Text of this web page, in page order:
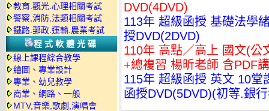
教育.觀光.心理相關考試
警察,消防,法類相關考試
鐵路.郵政.運輸.農業考試
程式軟體光碟
線上課程綜合教學
繪圖、專業設計
專業、幼兒教學
商業、網路、一般
MTV,音樂,歌劇,演唱會
DVD(4DVD)
113年 超級函授 基礎法學
授DVD(2DVD)
110年 高點／高上 國文(公
+總複習 楊昕老師 含PDF
115年 超級函授 英文 10
函授DVD(5DVD)(初等.銀